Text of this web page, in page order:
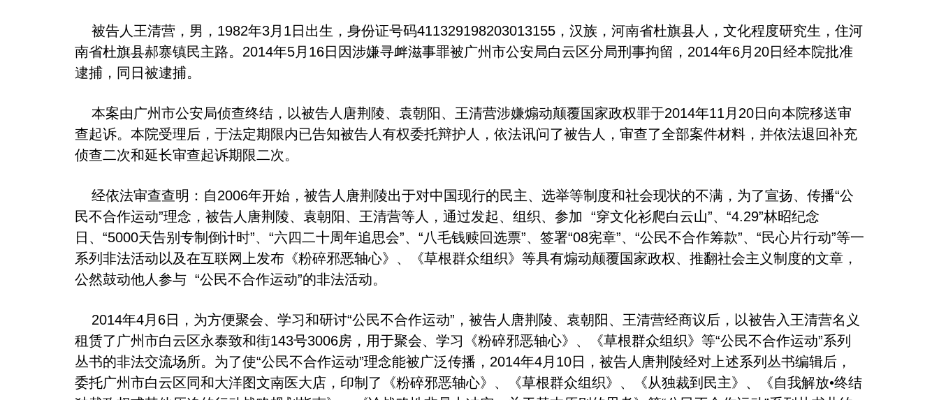
被告人王清营，男，1982年3月1日出生，身份证号码411329198203013155，汉族，河南省杜旗县人，文化程度研究生，住河
南省杜旗县郝寨镇民主路。2014年5月16日因涉嫌寻衅滋事罪被广州市公安局白云区分局刑事拘留，2014年6月20日经本院批准
逮捕，同日被逮捕。
本案由广州市公安局侦查终结，以被告人唐荆陵、袁朝阳、王清营涉嫌煽动颠覆国家政权罪于2014年11月20日向本院移送审
查起诉。本院受理后，于法定期限内已告知被告人有权委托辩护人，依法讯问了被告人，审查了全部案件材料，并依法退回补充
侦查二次和延长审查起诉期限二次。
经依法审查查明：自2006年开始，被告人唐荆陵出于对中国现行的民主、选举等制度和社会现状的不满，为了宣扬、传播“公
民不合作运动”理念，被告人唐荆陵、袁朝阳、王清营等人，通过发起、组织、参加 “穿文化衫爬白云山”、“4.29”林昭纪念
日、“5000天告别专制倒计时”、“六四二十周年追思会”、“八毛钱赎回选票”、签署“08宪章”、“公民不合作筹款”、“民心片行动”等一
系列非法活动以及在互联网上发布《粉碎邪恶轴心》、《草根群众组织》等具有煽动颠覆国家政权、推翻社会主义制度的文章，
公然鼓动他人参与 “公民不合作运动”的非法活动。
2014年4月6日，为方便聚会、学习和研讨“公民不合作运动”，被告人唐荆陵、袁朝阳、王清营经商议后，以被告入王清营名义
租赁了广州市白云区永泰致和街143号3006房，用于聚会、学习《粉碎邪恶轴心》、《草根群众组织》等“公民不合作运动”系列
丛书的非法交流场所。为了使“公民不合作运动”理念能被广泛传播，2014年4月10日，被告人唐荆陵经对上述系列丛书编辑后，
委托广州市白云区同和大洋图文南医大店，印制了《粉碎邪恶轴心》、《草根群众组织》、《从独裁到民主》、《自我解放•终结